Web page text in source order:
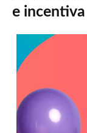
e incentiva